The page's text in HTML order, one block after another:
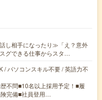
し相手になったり≫「え？意外
グできる仕事からスタ…
/ パソコンスキル不要 / 英語力不
不問■10名以上採用予定！■履
完備■社員登用…